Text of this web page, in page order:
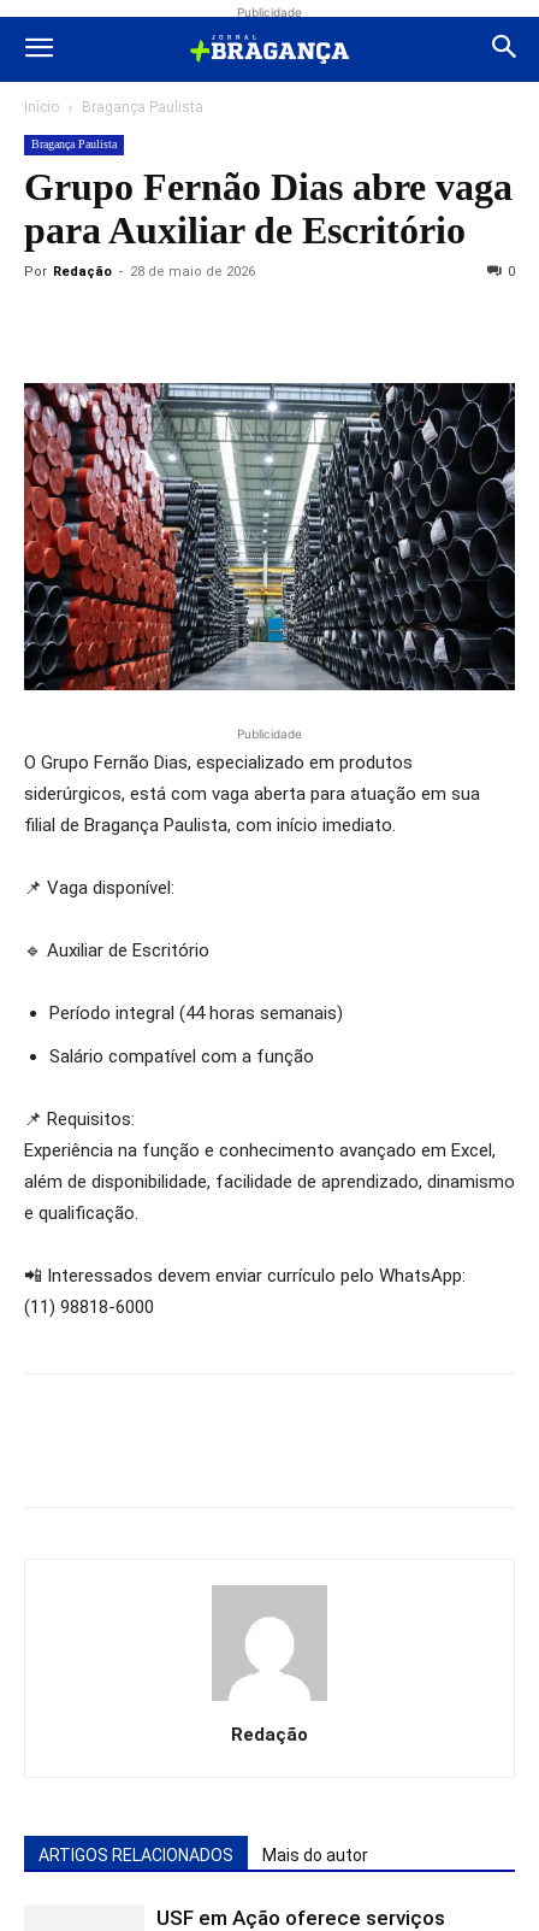
Publicidade
Início Bragança Paulista
Bragança Paulista
Grupo Fernão Dias abre vaga
para Auxiliar de Escritório
Por Redação - 28 de maio de 2026 0
Publicidade
O Grupo Fernão Dias, especializado em produtos
siderúrgicos, está com vaga aberta para atuação em sua
filial de Bragança Paulista, com início imediato.
📌 Vaga disponível:
🔹 Auxiliar de Escritório
Período integral (44 horas semanais)
Salário compatível com a função
📌 Requisitos:
Experiência na função e conhecimento avançado em Excel,
além de disponibilidade, facilidade de aprendizado, dinamismo
e qualificação.
📲 Interessados devem enviar currículo pelo WhatsApp:
(11) 98818-6000
Redação
ARTIGOS RELACIONADOS Mais do autor
USF em Ação oferece serviços